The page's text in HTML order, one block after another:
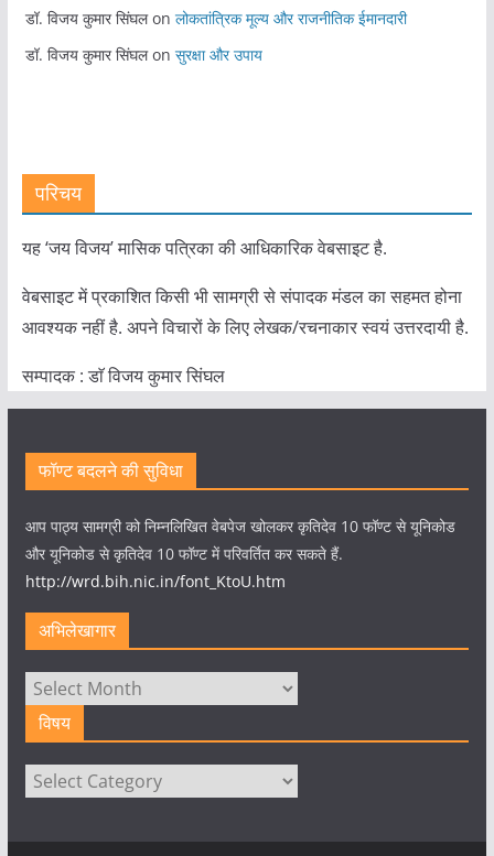
डॉ. विजय कुमार सिंघलon लोकतांत्रिक मूल्य और राजनीतिक ईमानदारी
डॉ. विजय कुमार सिंघलon सुरक्षा और उपाय
परिचय
यह ‘जय विजय’ मासिक पत्रिका की आधिकारिक वेबसाइट है.
वेबसाइट में प्रकाशित किसी भी सामग्री से संपादक मंडल का सहमत होना
आवश्यक नहीं है. अपने विचारों के लिए लेखक/रचनाकार स्वयं उत्तरदायी है.
सम्पादक : डाॅ विजय कुमार सिंघल
फॉण्ट बदलने की सुविधा
आप पाठ्य सामग्री को निम्नलिखित वेबपेज खोलकर कृतिदेव 10 फॉण्ट से यूनिकोड
और यूनिकोड से कृतिदेव 10 फॉण्ट में परिवर्तित कर सकते हैं.
http://wrd.bih.nic.in/font_KtoU.htm
अभिलेखागार
अभिलेखागार
विषय
विषय